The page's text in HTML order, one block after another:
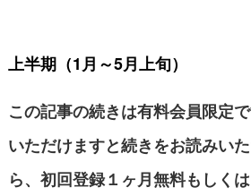
上半期（1月～5月上旬）
この記事の続きは有料会員限定
いただけますと続きをお読みい
ら、初回登録１ヶ月無料もしく